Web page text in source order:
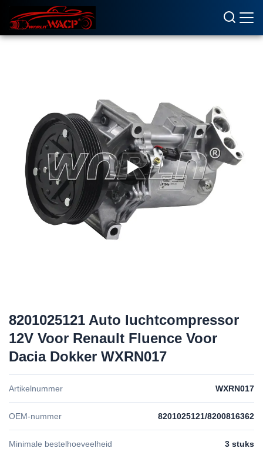
8201025121 Auto luchtcompressor
12V Voor Renault Fluence Voor
Dacia Dokker WXRN017
Artikelnummer WXRN017
OEM-nummer 8201025121/8200816362
Minimale bestelhoeveelheid 3 stuks